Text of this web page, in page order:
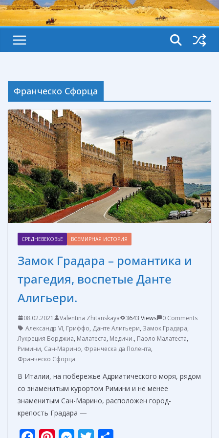
Франческо Сфорца
СРЕДНЕВЕКОВЬЕ ВСЕМИРНАЯ ИСТОРИЯ
Замок Градара – романтика и
трагедия, воспетые Данте
Алигьери.
08.02.2021 Valentina Zhitanskaya 3643 Views
0 Comments
Александр VI, Гриффо, Данте Алигьери, Замок Градара,
Лукреция Борджиа, Малатеста, Медичи., Паоло Малатеста,
Римини, Сан-Марино, Франческа да Полента,
Франческо Сфорца
В Италии, на побережье Адриатического моря, рядом
со знаменитым курортом Римини и не менее
знаменитым Сан-Марино, расположен город-
крепость Градара —